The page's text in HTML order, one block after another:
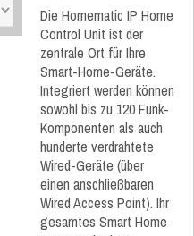
Die Homematic IP Home
Control Unit ist der
zentrale Ort für Ihre
Smart-Home-Geräte.
Integriert werden können
sowohl bis zu 120 Funk-
Komponenten als auch
hunderte verdrahtete
Wired-Geräte (über
einen anschließbaren
Wired Access Point). Ihr
gesamtes Smart Home